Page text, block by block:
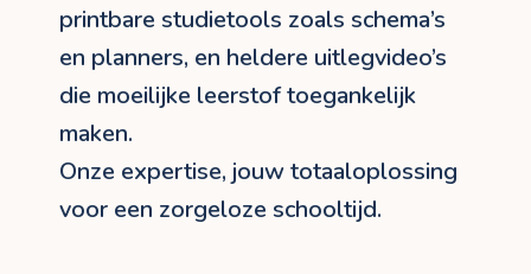
printbare studietools zoals schema’s
en planners, en heldere uitlegvideo’s
die moeilijke leerstof toegankelijk
maken.
Onze expertise, jouw totaaloplossing
voor een zorgeloze schooltijd.